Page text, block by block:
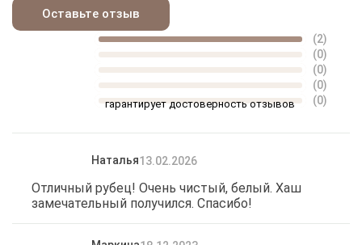
Оставьте отзыв
(2)
(0)
(0)
(0)
(0)
гарантирует достоверность отзывов
Наталья13.02.2026
Отличный рубец! Очень чистый, белый. Хаш
замечательный получился. Спасибо!